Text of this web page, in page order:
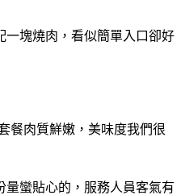
一塊燒肉，看似簡單入口卻好
餐肉質鮮嫩，美味度我們很
量蠻貼心的，服務人員客氣有